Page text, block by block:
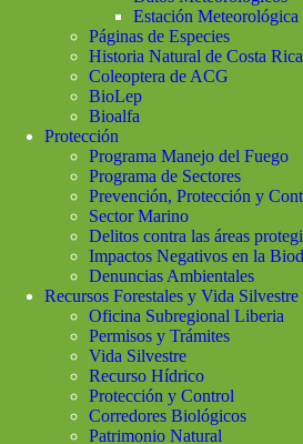
Estación Meteorológica
Páginas de Especies
Historia Natural de Costa Rica
Coleoptera de ACG
BioLep
Bioalfa
Protección
Programa Manejo del Fuego
Programa de Sectores
Prevención, Protección y
Sector Marino
Delitos contra las áreas
Impactos Negativos en la
Denuncias Ambientales
Recursos Forestales y Vida Silvestre
Oficina Subregional Liberia
Permisos y Trámites
Vida Silvestre
Recurso Hídrico
Protección y Control
Corredores Biológicos
Patrimonio Natural